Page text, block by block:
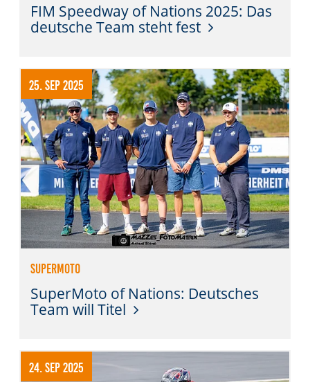
FIM Speedway of Nations 2025: Das
deutsche Team steht fest
25. Sep 2025
SuperMoto
SuperMoto of Nations: Deutsches
Team will Titel
24. Sep 2025